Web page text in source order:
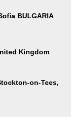
BULGARIA
Kingdom
on-Tees,